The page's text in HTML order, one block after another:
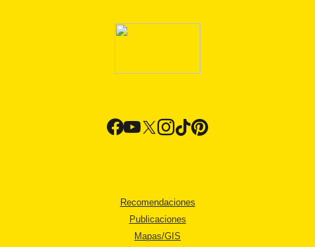
Recomendaciones
Publicaciones
Mapas/GIS